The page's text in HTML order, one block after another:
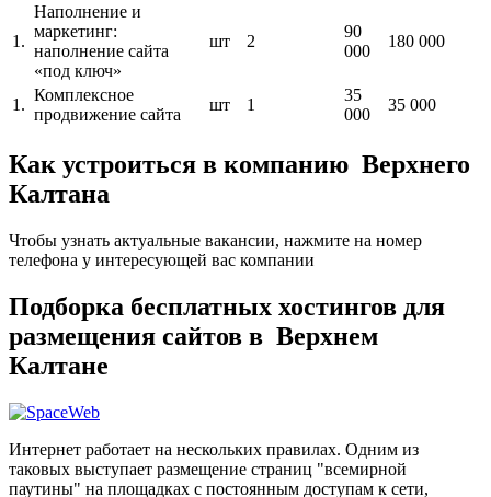
1.
Наполнение и
маркетинг:
наполнение сайта
«под ключ»
шт 2
90
000
180 000
1.
Комплексное
продвижение сайта
шт 1
35
000
35 000
Как устроиться в компанию Верхнего
Калтана
Чтобы узнать актуальные вакансии, нажмите на номер
телефона у интересующей вас компании
Подборка бесплатных хостингов для
размещения сайтов в Верхнем
Калтане
Интернет работает на нескольких правилах. Одним из
таковых выступает размещение страниц "всемирной
паутины" на площадках с постоянным доступам к сети,